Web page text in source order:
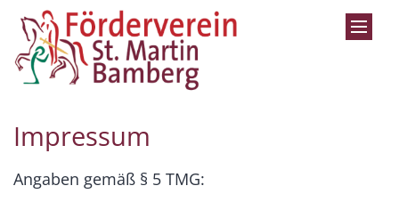
Zum Inhalt springen
Impressum
Angaben gemäß § 5 TMG: